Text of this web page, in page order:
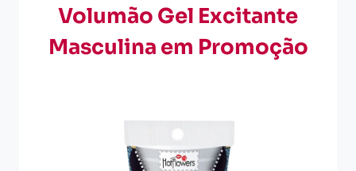
Volumão Gel Excitante
Masculina em Promoção